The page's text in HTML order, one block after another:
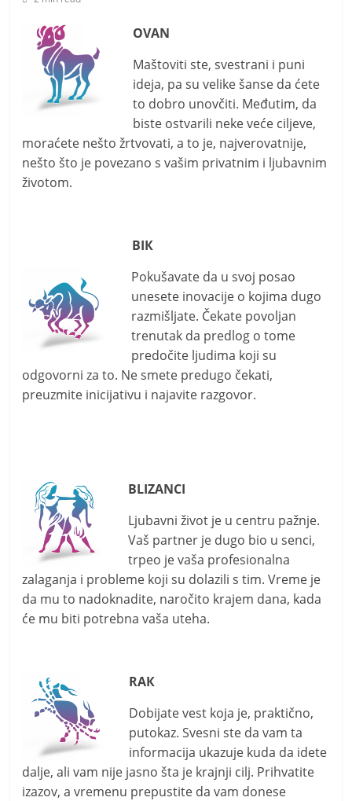
h
v
OVAN
Maštoviti ste, svestrani i puni
ideja, pa su velike šanse da ćete
to dobro unovčiti. Međutim, da
biste ostvarili neke veće ciljeve,
moraćete nešto žrtvovati, a to je, najverovatnije,
nešto što je povezano s vašim privatnim i ljubavnim
životom.
BIК
Pokušavate da u svoj posao
unesete inovacije o kojima dugo
razmišljate. Čekate povoljan
trenutak da predlog o tome
predočite ljudima koji su
odgovorni za to. Ne smete predugo čekati,
preuzmite inicijativu i najavite razgovor.
BLIZANCI
Ljubavni život je u centru pažnje.
Vaš partner je dugo bio u senci,
trpeo je vaša profesionalna
zalaganja i probleme koji su dolazili s tim. Vreme je
da mu to nadoknadite, naročito krajem dana, kada
će mu biti potrebna vaša uteha.
RAК
Dobijate vest koja je, praktično,
putokaz. Svesni ste da vam ta
informacija ukazuje kuda da idete
dalje, ali vam nije jasno šta je krajnji cilj. Prihvatite
izazov, a vremenu prepustite da vam donese